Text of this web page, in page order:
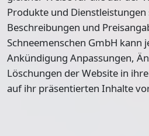
Produkte und
Beschreibungen und
Schneemenschen GmbH kann
Ankündigung Anpassungen,
Löschungen der Website in
auf ihr präsentierten Inhalte